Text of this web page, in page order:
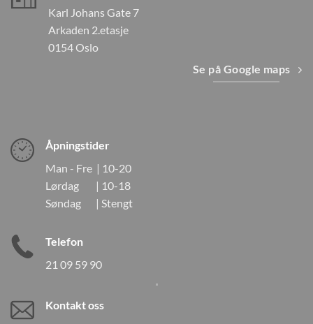
Karl Johans Gate 7
Arkaden 2.etasje
0154 Oslo
Se på Google maps
Åpningstider
Man - Fre | 10-20
Lørdag | 10-18
Søndag | Stengt
Telefon
21 09 59 90
Kontakt oss